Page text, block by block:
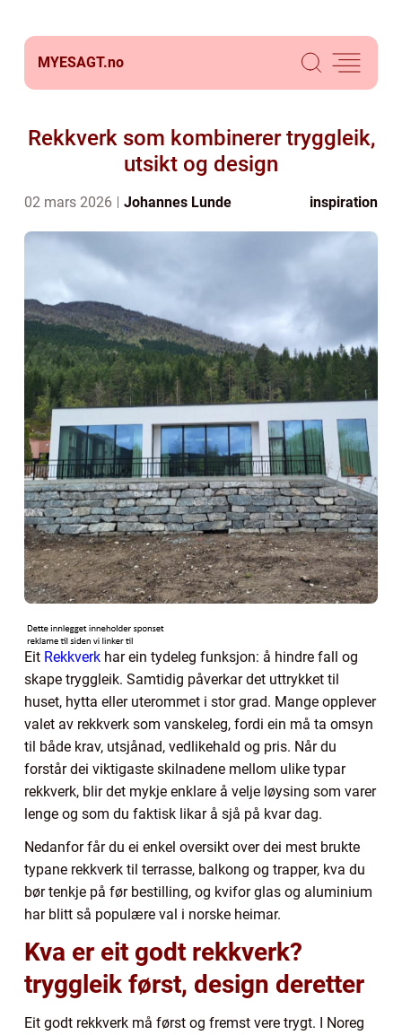
MYESAGT.no
Rekkverk som kombinerer tryggleik,
utsikt og design
02 mars 2026 Johannes Lunde inspiration
Eit Rekkverk har ein tydeleg funksjon: å hindre fall og
skape tryggleik. Samtidig påverkar det uttrykket til
huset, hytta eller uterommet i stor grad. Mange opplever
valet av rekkverk som vanskeleg, fordi ein må ta omsyn
til både krav, utsjånad, vedlikehald og pris. Når du
forstår dei viktigaste skilnadene mellom ulike typar
rekkverk, blir det mykje enklare å velje løysing som varer
lenge og som du faktisk likar å sjå på kvar dag.
Nedanfor får du ei enkel oversikt over dei mest brukte
typane rekkverk til terrasse, balkong og trapper, kva du
bør tenkje på før bestilling, og kvifor glas og aluminium
har blitt så populære val i norske heimar.
Kva er eit godt rekkverk?
tryggleik først, design deretter
Eit godt rekkverk må først og fremst vere trygt. I Noreg